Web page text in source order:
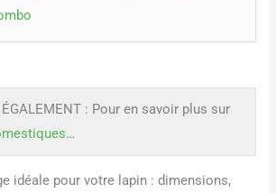
ÉGALEMENT : Pour en savoir plus sur
…
idéale pour votre lapin : dimensions,